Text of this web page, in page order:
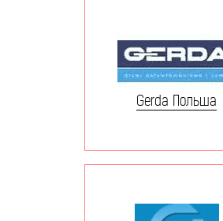
Gerda Польша